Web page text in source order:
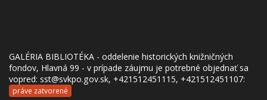
GALÉRIA BIBLIOTÉKA - oddelenie historických knižničných
fondov, Hlavná 99 - v prípade záujmu je potrebné objednať sa
vopred: sst@svkpo.gov.sk, +421512451115, +421512451107:
práve zatvorené